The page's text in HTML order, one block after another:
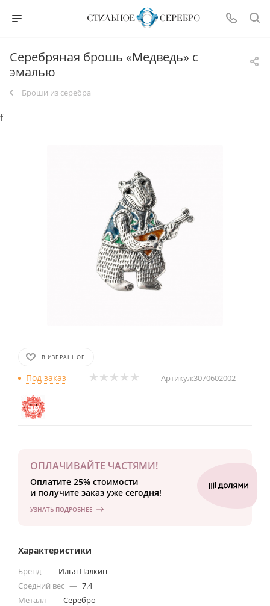
Серебряная брошь «Медведь» с
эмалью
Броши из серебра
f
В ИЗБРАННОЕ
Под заказ Артикул:3070602002
ОПЛАЧИВАЙТЕ ЧАСТЯМИ!
Оплатите 25% стоимости
и получите заказ уже сегодня!
УЗНАТЬ ПОДРОБНЕЕ
Характеристики
Бренд — Илья Палкин
Средний вес — 7.4
Металл — Серебро